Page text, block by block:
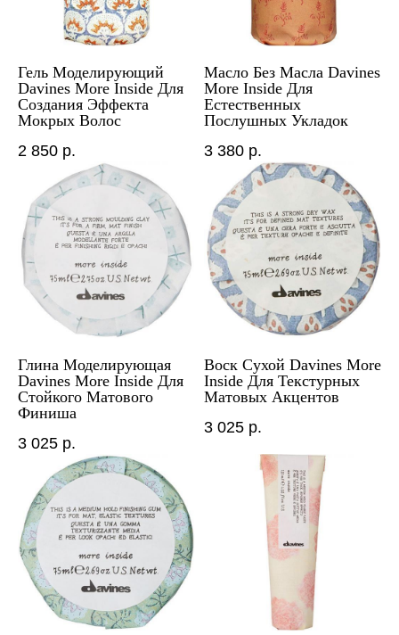
Гель Моделирующий
Davines More Inside Для
Создания Эффекта
Мокрых Волос
2 850 р.
Масло Без Масла Davines
More Inside Для
Естественных
Послушных Укладок
3 380 р.
Глина Моделирующая
Davines More Inside Для
Стойкого Матового
Финиша
3 025 р.
Воск Сухой Davines More
Inside Для Текстурных
Матовых Акцентов
3 025 р.